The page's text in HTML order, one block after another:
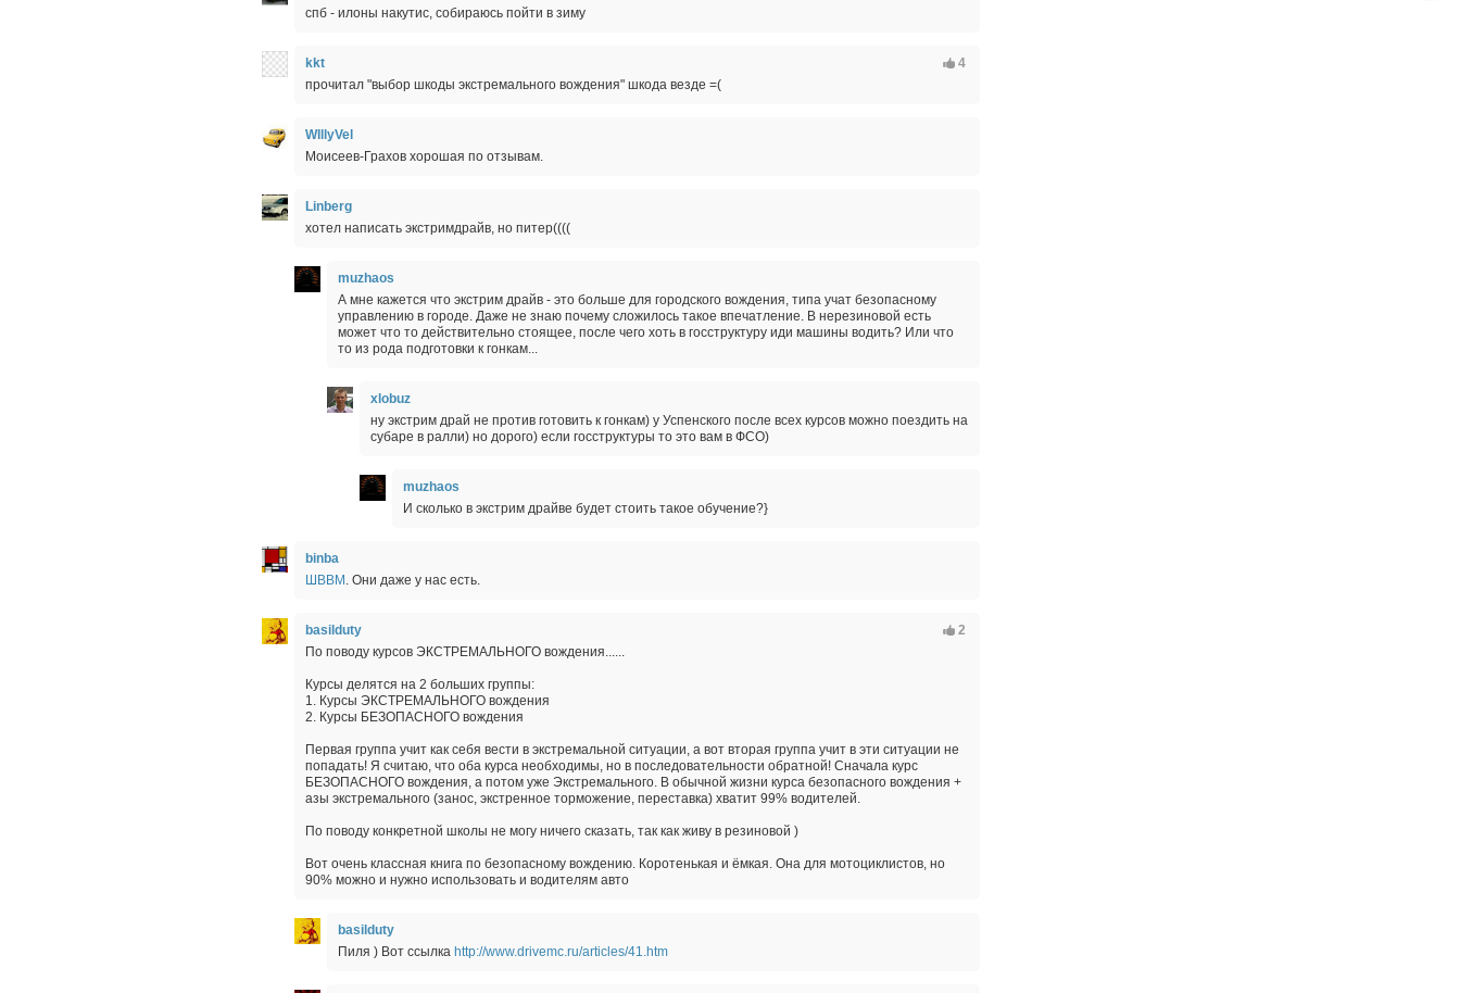
спб - илоны накутис, собираюсь пойти в зиму
4
kkt
прочитал "выбор шкоды экстремального вождения" шкода везде =(
WIllyVel
Моисеев-Грахов хорошая по отзывам.
Linberg
хотел написать экстримдрайв, но питер((((
muzhaos
А мне кажется что экстрим драйв - это больше для городского вождения, типа учат безопасному
управлению в городе. Даже не знаю почему сложилось такое впечатление. В нерезиновой есть
может что то действительно стоящее, после чего хоть в госструктуру иди машины водить? Или что
то из рода подготовки к гонкам...
xlobuz
ну экстрим драй не против готовить к гонкам) у Успенского после всех курсов можно поездить на
субаре в ралли) но дорого) если госструктуры то это вам в ФСО)
muzhaos
И сколько в экстрим драйве будет стоить такое обучение?}
binba
ШВВМ . Они даже у нас есть.
2
basilduty
По поводу курсов ЭКСТРЕМАЛЬНОГО вождения......
Курсы делятся на 2 больших группы:
1. Курсы ЭКСТРЕМАЛЬНОГО вождения
2. Курсы БЕЗОПАСНОГО вождения
Первая группа учит как себя вести в экстремальной ситуации, а вот вторая группа учит в эти ситуации не
попадать! Я считаю, что оба курса необходимы, но в последовательности обратной! Сначала курс
БЕЗОПАСНОГО вождения, а потом уже Экстремального. В обычной жизни курса безопасного вождения +
азы экстремального (занос, экстренное торможение, переставка) хватит 99% водителей.
По поводу конкретной школы не могу ничего сказать, так как живу в резиновой )
Вот очень классная книга по безопасному вождению. Коротенькая и ёмкая. Она для мотоциклистов, но
90% можно и нужно использовать и водителям авто
basilduty
Пиля ) Вот ссылка http://www.drivemc.ru/articles/41.htm